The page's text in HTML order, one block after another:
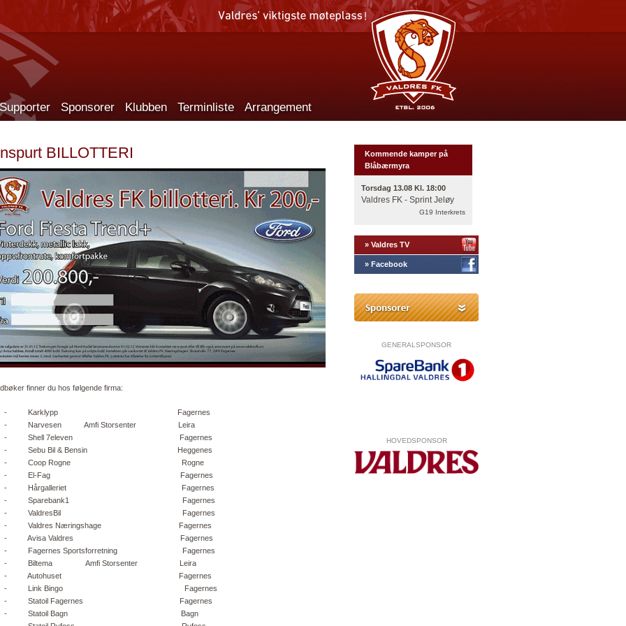
Supporter Sponsorer Klubben Terminliste Arrangement
BILLOTTERI
finner du hos følgende firma:
-
Karklypp Fagernes
-
Narvesen Amfi Storsenter Leira
-
Shell 7eleven Fagernes
-
Sebu Bil & Bensin Heggenes
-
Coop Rogne Rogne
-
El-Fag Fagernes
-
Hårgalleriet Fagernes
-
Sparebank1 Fagernes
-
ValdresBil Fagernes
-
Valdres Næringshage Fagernes
-
Avisa Valdres Fagernes
-
Fagernes Sportsforretning Fagernes
-
Biltema Amfi Storsenter Leira
-
Autohuset Fagernes
-
Link Bingo Fagernes
-
Statoil Fagernes Fagernes
-
Statoil Bagn Bagn
Kommende kamper på
Blåbærmyra
Torsdag 13.08 Kl. 18:00
Valdres FK - Sprint Jeløy
G19 Interkrets
» Valdres TV
» Facebook
GENERALSPONSOR
HOVEDSPONSOR